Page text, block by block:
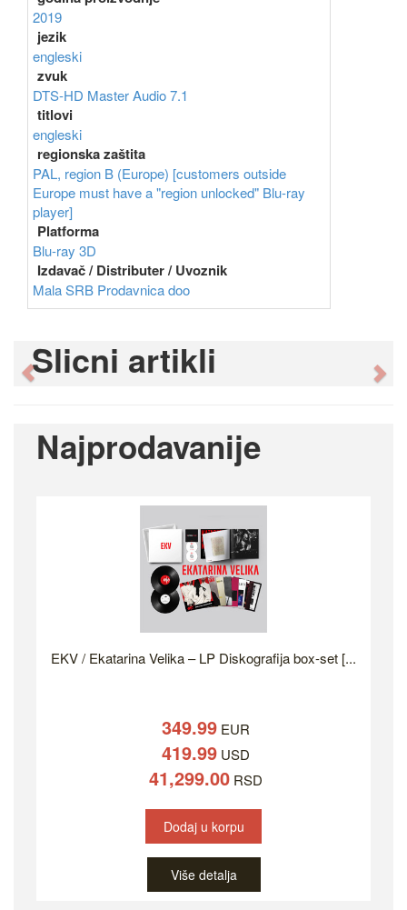
2019
jezik
engleski
zvuk
DTS-HD Master Audio 7.1
titlovi
engleski
regionska zaštita
PAL, region B (Europe) [customers outside
Europe must have a "region unlocked" Blu-ray
player]
Platforma
Blu-ray 3D
Izdavač / Distributer / Uvoznik
Mala SRB Prodavnica doo
Slicni artikli
Previous
Najprodavanije
EKV / Ekatarina Velika – LP Diskografija box-set [...
349.99 EUR
419.99 USD
41,299.00 RSD
Dodaj u korpu
Više detalja